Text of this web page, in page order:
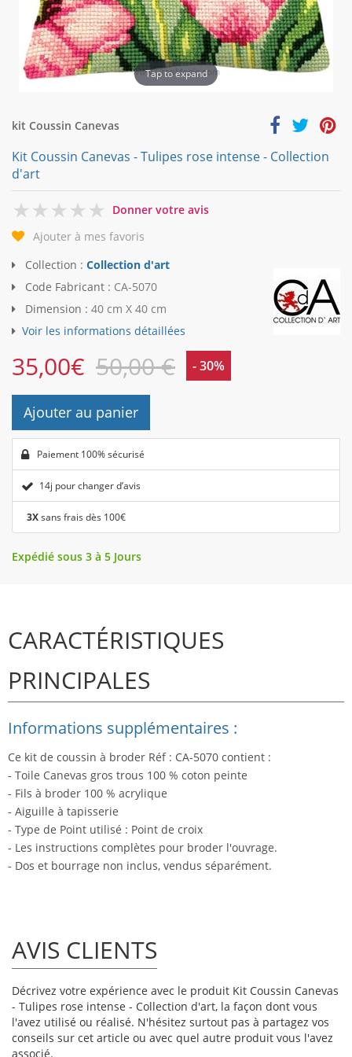
Tap to expand
kit Coussin Canevas
Kit Coussin Canevas - Tulipes rose intense - Collection
d'art
0
Donner votre avis
Ajouter à mes favoris
Collection : Collection d'art
Code Fabricant : CA-5070
Dimension : 40 cm X 40 cm
Voir les informations détaillées
35,00€ 50,00 € - 30%
Ajouter au panier
Paiement 100% sécurisé
14j pour changer d’avis
3Xsans frais dès 100€
Expédié sous 3 à 5 Jours
CARACTÉRISTIQUES
PRINCIPALES
Informations supplémentaires :
Ce kit de coussin à broder Réf : CA-5070 contient :
- Toile Canevas gros trous 100 % coton peinte
- Fils à broder 100 % acrylique
- Aiguille à tapisserie
- Type de Point utilisé : Point de croix
- Les instructions complètes pour broder l'ouvrage.
- Dos et bourrage non inclus, vendus séparément.
AVIS CLIENTS
Décrivez votre expérience avec le produit Kit Coussin Canevas
- Tulipes rose intense - Collection d'art, la façon dont vous
l'avez utilisé ou réalisé. N'hésitez surtout pas à partagez vos
conseils sur cet article ou avec quel autre produit vous l'avez
associé.